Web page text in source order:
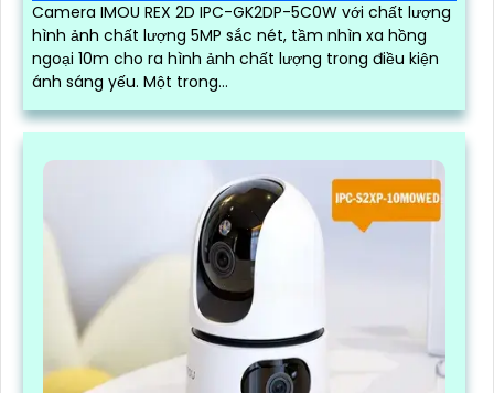
Camera IMOU REX 2D IPC-GK2DP-5C0W với chất lượng
hình ảnh chất lượng 5MP sắc nét, tầm nhìn xa hồng
ngoại 10m cho ra hình ảnh chất lượng trong điều kiện
ánh sáng yếu. Một trong...